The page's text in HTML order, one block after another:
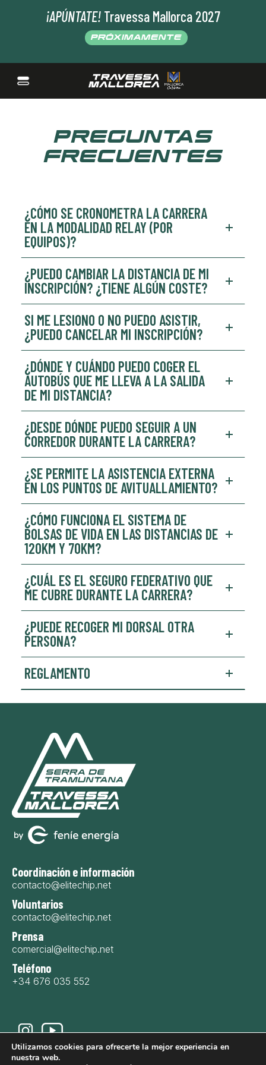
¡APÚNTATE! Travessa Mallorca 2027
PRÓXIMAMENTE
PREGUNTAS
FRECUENTES
¿CÓMO SE CRONOMETRA LA CARRERA
EN LA MODALIDAD RELAY (POR
EQUIPOS)?
¿PUEDO CAMBIAR LA DISTANCIA DE MI
INSCRIPCIÓN? ¿TIENE ALGÚN COSTE?
SI ME LESIONO O NO PUEDO ASISTIR,
¿PUEDO CANCELAR MI INSCRIPCIÓN?
¿DÓNDE Y CUÁNDO PUEDO COGER EL
AUTOBÚS QUE ME LLEVA A LA SALIDA
DE MI DISTANCIA?
¿DESDE DÓNDE PUEDO SEGUIR A UN
CORREDOR DURANTE LA CARRERA?
¿SE PERMITE LA ASISTENCIA EXTERNA
EN LOS PUNTOS DE AVITUALLAMIENTO?
¿CÓMO FUNCIONA EL SISTEMA DE
BOLSAS DE VIDA EN LAS DISTANCIAS DE
120KM Y 70KM?
¿CUÁL ES EL SEGURO FEDERATIVO QUE
ME CUBRE DURANTE LA CARRERA?
¿PUEDE RECOGER MI DORSAL OTRA
PERSONA?
REGLAMENTO
Coordinación e información
contacto@elitechip.net
Voluntarios
contacto@elitechip.net
Prensa
comercial@elitechip.net
Teléfono
+34 676 035 552
Utilizamos cookies para ofrecerte la mejor experiencia en
nuestra web.